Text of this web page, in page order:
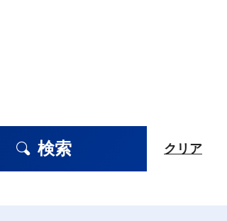
検索 クリア